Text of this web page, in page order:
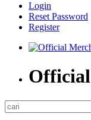
Login
Reset Password
Register